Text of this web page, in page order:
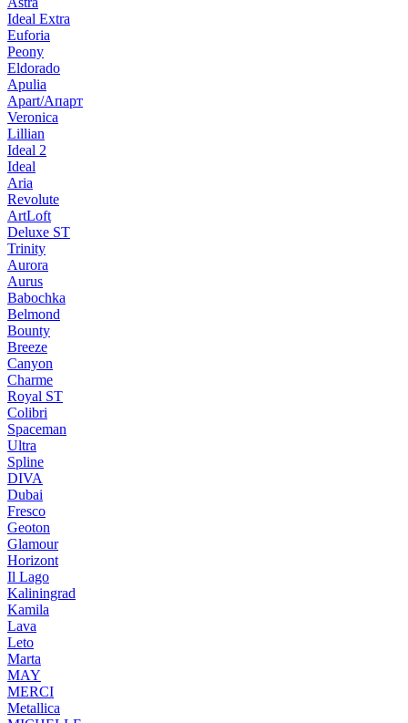
Ideal Extra
Euforia
Peony
Eldorado
Apulia
Apart/Апарт
Veronica
Lillian
Ideal 2
Ideal
Aria
Revolute
ArtLoft
Deluxe ST
Trinity
Aurora
Aurus
Babochka
Belmond
Bounty
Breeze
Canуon
Charme
Royal ST
Colibri
Spaceman
Ultra
Spline
DIVA
Dubai
Fresco
Geoton
Glamour
Horizont
Il Lago
Kaliningrad
Kamila
Lava
Leto
Marta
MAY
MERCI
Metallica